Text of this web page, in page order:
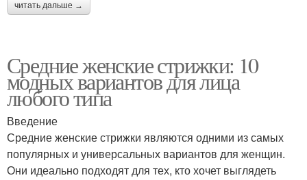
читать дальше →
Средние женские стрижки: 10
модных вариантов для лица
любого типа
Введение
Средние женские стрижки являются одними из самых
популярных и универсальных вариантов для женщин.
Они идеально подходят для тех, кто хочет выглядеть